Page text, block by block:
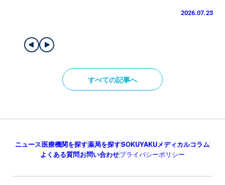
2026.07.23
すべての記事へ
ニュース医療機関を探す薬局を探すSOKUYAKUメディカルコラム
よくある質問お問い合わせプライバシーポリシー